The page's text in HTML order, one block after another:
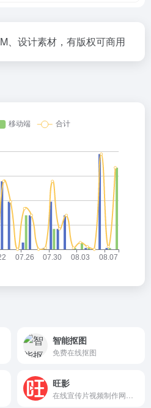
、设计素材，有版权可商用
智能抠图
免费在线抠图
旺影